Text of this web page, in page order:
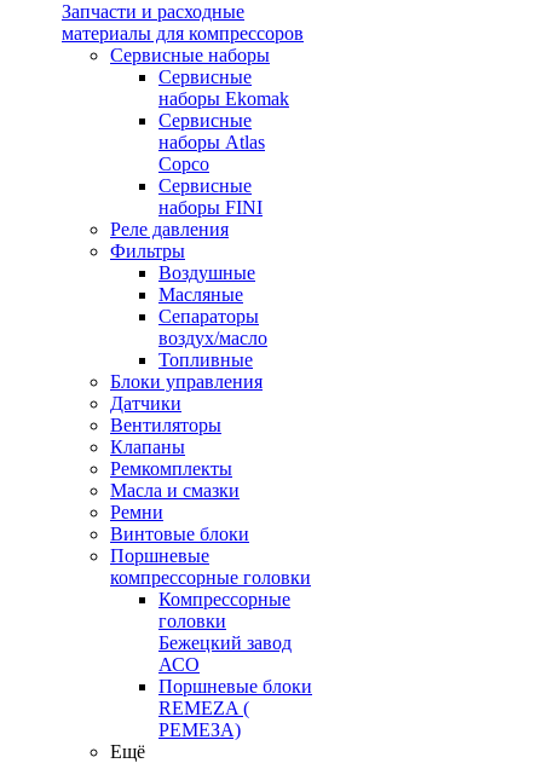
Запчасти и расходные
материалы для компрессоров
Cервисные наборы
Сервисные
наборы Ekomak
Cервисные
наборы Atlas
Copco
Сервисные
наборы FINI
Реле давления
Фильтры
Воздушные
Масляные
Сепараторы
воздух/масло
Топливные
Блоки управления
Датчики
Вентиляторы
Клапаны
Ремкомплекты
Масла и смазки
Ремни
Винтовые блоки
Поршневые
компрессорные головки
Компрессорные
головки
Бежецкий завод
АСО
Поршневые блоки
REMEZA (
РЕМЕЗА)
Ещё